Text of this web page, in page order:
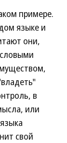
примере.
языке и
они,
в
или
свой